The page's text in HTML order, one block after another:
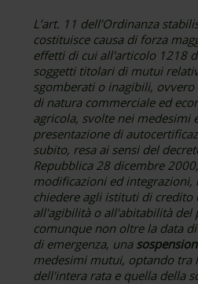
L’art. 11 dell’Ordinanza
costituisce causa di forza
effetti di cui all'articolo 1218
soggetti titolari di mutui
sgomberati o inagibili,
di natura commerciale ed
agricola, svolte nei medesimi
presentazione di
subito, resa ai sensi del
Repubblica 28 dicembre
modificazioni ed
chiedere agli istituti di credito
all'agibilità o all'abitabilità del
comunque non oltre la data
di emergenza, una
medesimi mutui, optando tra
dell'intera rata e quella della